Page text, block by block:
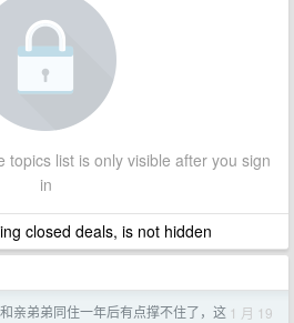
topics list is only visible after you sign
in
closed deals, is not hidden
和亲弟弟同住一年后有点撑不住了，这 1 月 19